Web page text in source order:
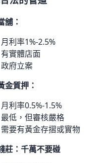
舖：
月利率1%-2.5%
有實體店面
政府立案
金質押：
月利率0.5%-1.5%
最低，但審核嚴格
需要有黃金存摺或實物
莊：千萬不要碰